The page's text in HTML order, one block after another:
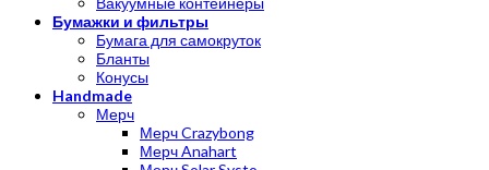
Бумажки и фильтры
Бумага для самокруток
Бланты
Конусы
Handmade
Мерч
Мерч Crazybong
Мерч Anahart